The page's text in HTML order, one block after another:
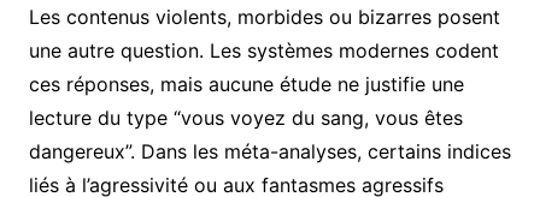
Les contenus violents, morbides ou bizarres posent
une autre question. Les systèmes modernes codent
ces réponses, mais aucune étude ne justifie une
lecture du type “vous voyez du sang, vous êtes
dangereux”. Dans les méta-analyses, certains indices
liés à l’agressivité ou aux fantasmes agressifs